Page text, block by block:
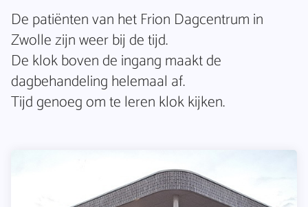
De patiënten van het Frion Dagcentrum in
Zwolle zijn weer bij de tijd.
De klok boven de ingang maakt de
dagbehandeling helemaal af.
Tijd genoeg om te leren klok kijken.